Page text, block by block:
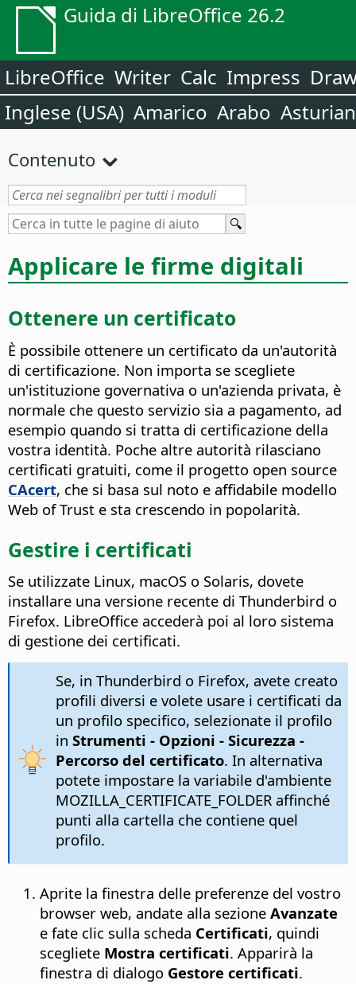
Guida di LibreOffice 26.2
LibreOffice Writer Calc Impress
Inglese (USA) Amarico Arabo
Contenuto
Applicare le firme digitali
Ottenere un certificato
È possibile ottenere un certificato da un'autorità
di certificazione. Non importa se scegliete
un'istituzione governativa o un'azienda privata, è
normale che questo servizio sia a pagamento, ad
esempio quando si tratta di certificazione della
vostra identità. Poche altre autorità rilasciano
certificati gratuiti, come il progetto open source
CAcert, che si basa sul noto e affidabile modello
Web of Trust e sta crescendo in popolarità.
Gestire i certificati
Se utilizzate Linux, macOS o Solaris, dovete
installare una versione recente di Thunderbird o
Firefox. LibreOffice accederà poi al loro sistema
di gestione dei certificati.
Se, in Thunderbird o Firefox, avete creato
profili diversi e volete usare i certificati da
un profilo specifico, selezionate il profilo
in Strumenti - Opzioni - Sicurezza -
Percorso del certificato. In alternativa
potete impostare la variabile d'ambiente
MOZILLA_CERTIFICATE_FOLDER affinché
punti alla cartella che contiene quel
profilo.
Aprite la finestra delle preferenze del vostro
browser web, andate alla sezione Avanzate
e fate clic sulla scheda Certificati, quindi
scegliete Mostra certificati. Apparirà la
finestra di dialogo Gestore certificati.